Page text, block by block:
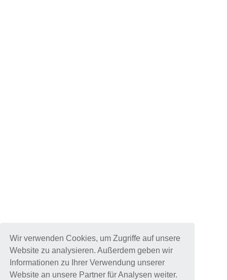
Wir verwenden Cookies, um Zugriffe auf unsere
Website zu analysieren. Außerdem geben wir
Informationen zu Ihrer Verwendung unserer
Website an unsere Partner für Analysen weiter.